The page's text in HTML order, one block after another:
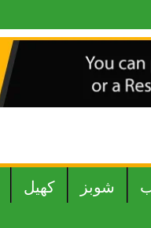
شوبز کھیل